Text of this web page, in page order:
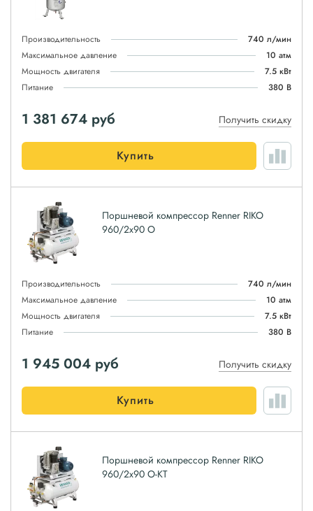
Производительность
740 л/мин
Максимальное давление
10 атм
Мощность двигателя
7.5 кВт
Питание
380 В
1 381 674 руб Получить скидку
Купить
Поршневой компрессор Renner RIKO
960/2x90 O
Производительность
740 л/мин
Максимальное давление
10 атм
Мощность двигателя
7.5 кВт
Питание
380 В
1 945 004 руб Получить скидку
Купить
Поршневой компрессор Renner RIKO
960/2x90 O-KT